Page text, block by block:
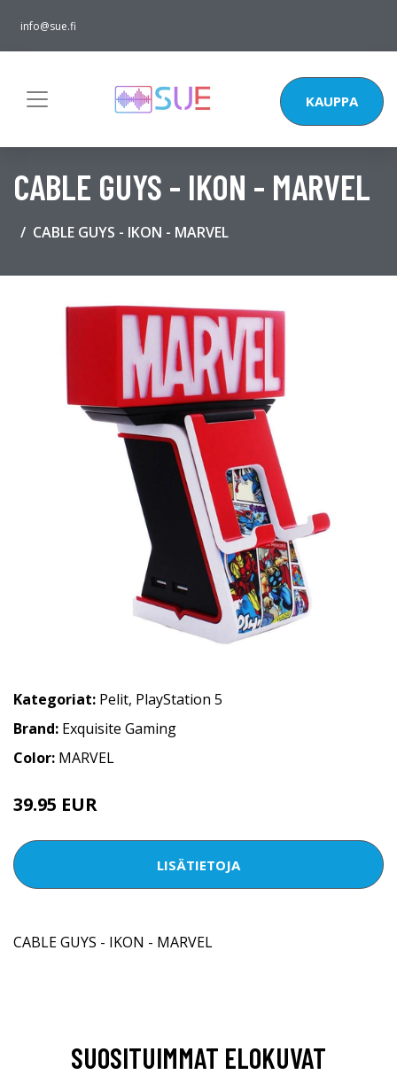
info@sue.fi
KAUPPA
CABLE GUYS - IKON - MARVEL
CABLE GUYS - IKON - MARVEL
Kategoriat: Pelit, PlayStation 5
Brand: Exquisite Gaming
Color: MARVEL
39.95 EUR
LISÄTIETOJA
CABLE GUYS - IKON - MARVEL
SUOSITUIMMAT ELOKUVAT